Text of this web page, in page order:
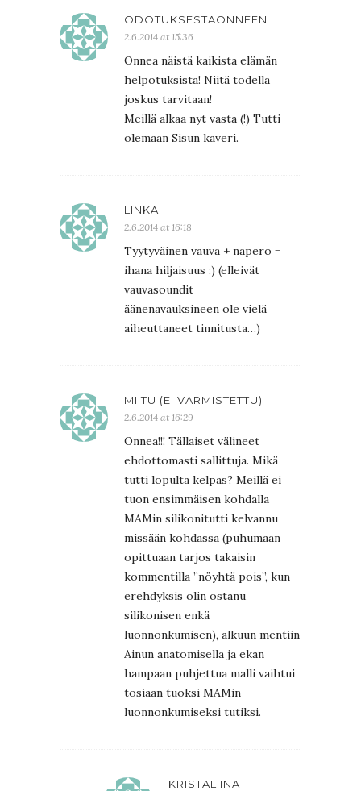
ODOTUKSESTAONNEEN
2.6.2014 at 15:36
Onnea näistä kaikista elämän
helpotuksista! Niitä todella
joskus tarvitaan!
Meillä alkaa nyt vasta (!) Tutti
olemaan Sisun kaveri.
LINKA
2.6.2014 at 16:18
Tyytyväinen vauva + napero =
ihana hiljaisuus :) (elleivät
vauvasoundit
äänenavauksineen ole vielä
aiheuttaneet tinnitusta…)
MIITU (EI VARMISTETTU)
2.6.2014 at 16:29
Onnea!!! Tällaiset välineet
ehdottomasti sallittuja. Mikä
tutti lopulta kelpas? Meillä ei
tuon ensimmäisen kohdalla
MAMin silikonitutti kelvannu
missään kohdassa (puhumaan
opittuaan tarjos takaisin
kommentilla ”nöyhtä pois”, kun
erehdyksis olin ostanu
silikonisen enkä
luonnonkumisen), alkuun mentiin
Ainun anatomisella ja ekan
hampaan puhjettua malli vaihtui
tosiaan tuoksi MAMin
luonnonkumiseksi tutiksi.
KRISTALIINA